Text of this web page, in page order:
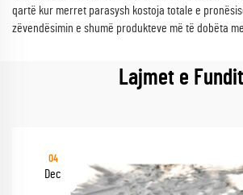
qartë kur merret parasysh kostoja totale e
zëvendësimin e shumë produkteve më të dobëta
Lajmet e Fundit
04
Dec